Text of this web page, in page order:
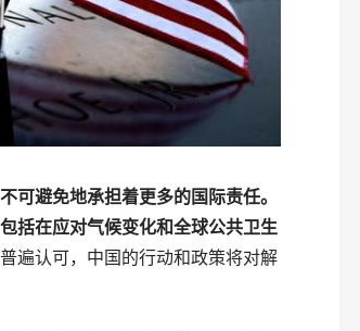
可避免地承担着更多的国际责任。
括在应对气候变化和全球公共卫生
遍认可，中国的行动和政策将对解